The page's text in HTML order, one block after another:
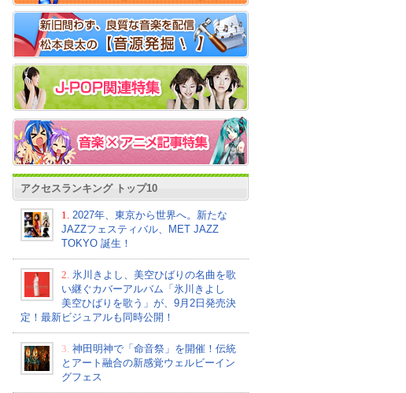
アクセスランキング トップ10
1.
2027年、東京から世界へ。新たな
JAZZフェスティバル、MET JAZZ
TOKYO 誕生！
2. 氷川きよし、美空ひばりの名曲を歌
い継ぐカバーアルバム「氷川きよし
美空ひばりを歌う」が、9月2日発売決
定！最新ビジュアルも同時公開！
3. 神田明神で「命音祭」を開催！伝統
とアート融合の新感覚ウェルビーイン
グフェス